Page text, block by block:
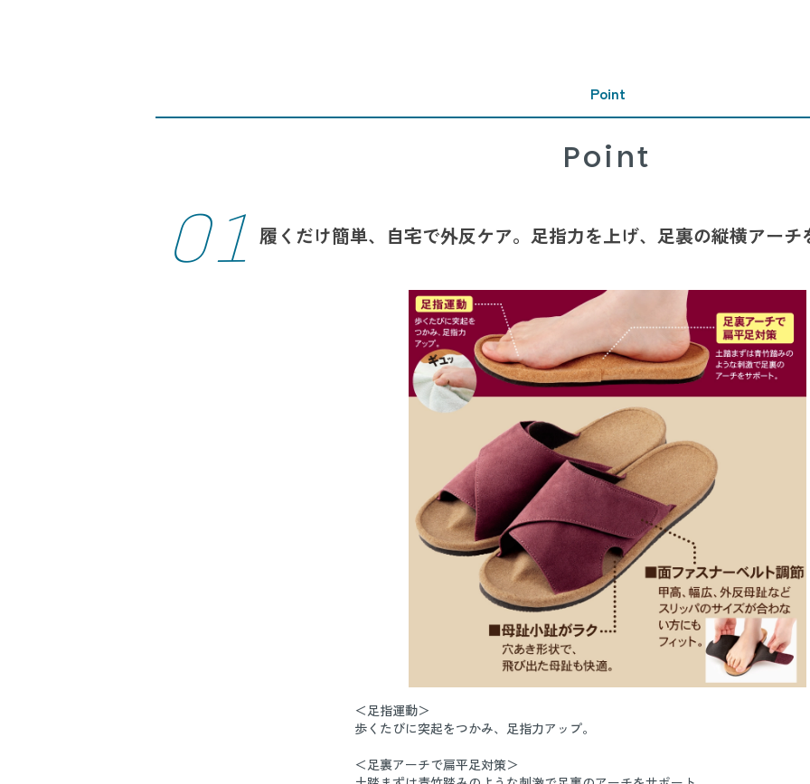
Point
Point
01履くだけ簡単、 自宅で外反ケア。 足指力を上げ、 足裏の縦横アーチ
＜足指運動＞
歩くたびに突起をつかみ、足指力アップ。
＜足裏アーチで扁平足対策＞